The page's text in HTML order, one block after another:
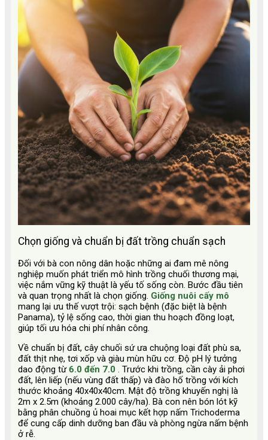
Chọn giống và chuẩn bị đất trồng chuẩn sạch
Đối với bà con nông dân hoặc những ai đam mê nông
nghiệp muốn phát triển mô hình trồng chuối thương mại,
việc nắm vững kỹ thuật là yếu tố sống còn. Bước đầu tiên
và quan trọng nhất là chọn giống. Giống nuôi cấy mô
mang lại ưu thế vượt trội: sạch bệnh (đặc biệt là bệnh
Panama), tỷ lệ sống cao, thời gian thu hoạch đồng loạt,
giúp tối ưu hóa chi phí nhân công.
Về chuẩn bị đất, cây chuối sứ ưa chuộng loại đất phù sa,
đất thịt nhẹ, tơi xốp và giàu mùn hữu cơ. Độ pH lý tưởng
dao động từ6.0 đến 7.0 . Trước khi trồng, cần cày ải phơi
đất, lên liếp (nếu vùng đất thấp) và đào hố trồng với kích
thước khoảng 40x40x40cm. Mật độ trồng khuyến nghị là
2m x 2.5m (khoảng 2.000 cây/ha). Bà con nên bón lót kỹ
bằng phân chuồng ủ hoai mục kết hợp nấm Trichoderma
để cung cấp dinh dưỡng ban đầu và phòng ngừa nấm bệnh
ở rễ.